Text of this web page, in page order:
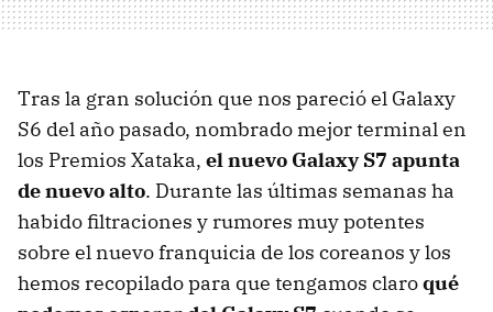
Tras la gran solución que nos pareció el Galaxy
S6 del año pasado, nombrado mejor terminal en
los Premios Xataka, el nuevo Galaxy S7 apunta
de nuevo alto. Durante las últimas semanas ha
habido filtraciones y rumores muy potentes
sobre el nuevo franquicia de los coreanos y los
hemos recopilado para que tengamos claroqué